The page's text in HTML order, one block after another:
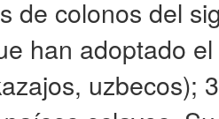
de colonos del
han adoptado
uzbecos);